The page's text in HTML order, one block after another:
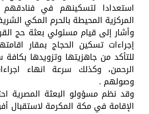
استعدادا لتسكينهم في فنادقهم
المركزية المحيطة بالحرم المكي
وأشار إلى قيام مسئولي بعثة حج
إجراءات تسكين الحجاج بمقار
للتأكد من جاهزيتها وتزويدها
الرحمن، وكذلك سرعة انهاء
وصولهم .
وقد نظم مسؤولو البعثة المصرية
الإقامة في مكة المكرمة لاستقبال